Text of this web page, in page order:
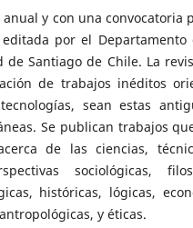
anual y con una convocatoria
por el Departamento
de Santiago de Chile. La
de trabajos inéditos
sean estas
Se publican trabajos
de las ciencias,
sociológicas,
históricas, lógicas,
y éticas.